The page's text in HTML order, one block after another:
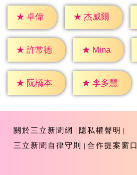
★ 卓偉 ★ 杰威爾
★ 許常德 ★ Mina
★ 阮橋本 ★ 李多慧
關於三立新聞網
隱私權聲明
三立新聞自律守則
合作提案窗口